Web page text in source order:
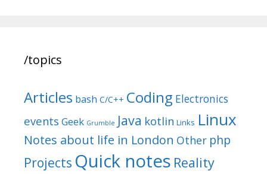
/topics
Articles bash C/C++ Coding Electronics
events Geek Grumble Java kotlin Links Linux
Notes about life in London Other php
Projects Quick notes Reality